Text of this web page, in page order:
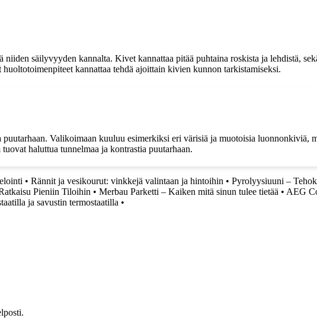
säilyvyyden kannalta. Kivet kannattaa pitää puhtaina roskista ja lehdistä,
kannattaa tehdä ajoittain kivien kunnon tarkistamiseksi.
Valikoimaan kuuluu esimerkiksi eri värisiä ja muotoisia luonnonkiviä,
haluttua tunnelmaa ja kontrastia puutarhaan.
• Rännit ja vesikourut: vinkkejä valintaan ja hintoihin • Pyrolyysiuuni –
Pieniin Tiloihin • Merbau Parketti – Kaiken mitä sinun tulee tietää • AEG
ja savustin termostaatilla •